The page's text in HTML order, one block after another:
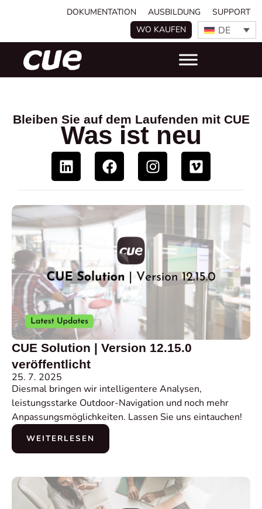
DOKUMENTATION AUSBILDUNG
SUPPORT
WO KAUFEN
DE
Bleiben Sie auf dem Laufenden mit CUE
Was ist neu
CUE Solution | Version 12.15.0
veröffentlicht
25. 7. 2025
Diesmal bringen wir intelligentere Analysen,
leistungsstarke Outdoor-Navigation und noch mehr
Anpassungsmöglichkeiten. Lassen Sie uns eintauchen!
WEITERLESEN